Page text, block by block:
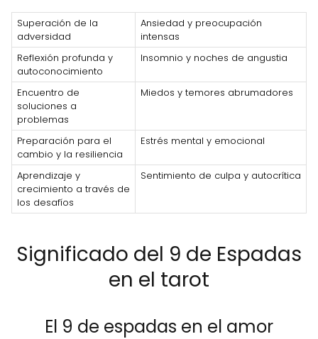
Superación de la
adversidad
Ansiedad y preocupación
intensas
Reflexión profunda y
autoconocimiento
Insomnio y noches de angustia
Encuentro de
soluciones a
problemas
Miedos y temores abrumadores
Preparación para el
cambio y la resiliencia
Estrés mental y emocional
Aprendizaje y
crecimiento a través de
los desafíos
Sentimiento de culpa y autocrítica
Significado del 9 de Espadas
en el tarot
El 9 de espadas en el amor